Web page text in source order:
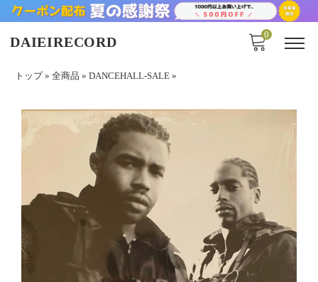
DAIEIRECORD 0
トップ» 全商品 » DANCEHALL-SALE »